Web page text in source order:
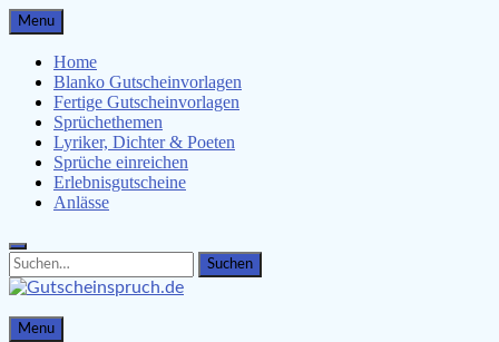
Skip
to
content
Menu
Home
Blanko Gutscheinvorlagen
Fertige Gutscheinvorlagen
Sprüchethemen
Lyriker, Dichter & Poeten
Sprüche einreichen
Erlebnisgutscheine
Anlässe
Search
for:
Search
Gutscheinspruch.de
Menu